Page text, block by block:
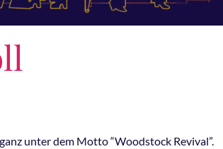
unter dem Motto “Woodstock Revival”.